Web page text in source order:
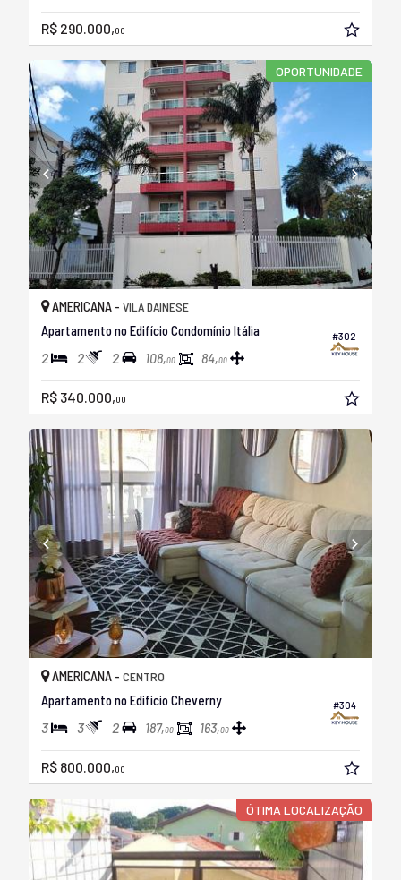
R$ 290.000,00
OPORTUNIDADE
#302
AMERICANA - VILA DAINESE
Apartamento no Edifício Condomínio Itália
2 2 2 108,00 84,00
R$ 340.000,00
#304
AMERICANA - CENTRO
Apartamento no Edifício Cheverny
3 3 2 187,00 163,00
R$ 800.000,00
ÓTIMA LOCALIZAÇÃO